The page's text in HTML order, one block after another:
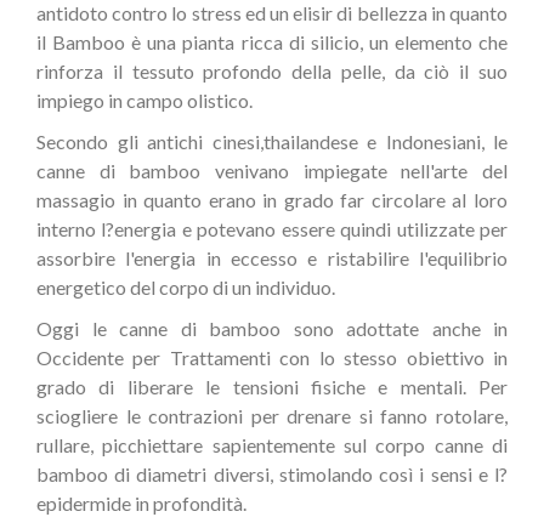
antidoto contro lo stress ed un elisir di bellezza in quanto
il Bamboo è una pianta ricca di silicio, un elemento che
rinforza il tessuto profondo della pelle, da ciò il suo
impiego in campo olistico.
Secondo gli antichi cinesi,thailandese e Indonesiani, le
canne di bamboo venivano impiegate nell'arte del
massagio in quanto erano in grado far circolare al loro
interno l?energia e potevano essere quindi utilizzate per
assorbire l'energia in eccesso e ristabilire l'equilibrio
energetico del corpo di un individuo.
Oggi le canne di bamboo sono adottate anche in
Occidente per Trattamenti con lo stesso obiettivo in
grado di liberare le tensioni fisiche e mentali. Per
sciogliere le contrazioni per drenare si fanno rotolare,
rullare, picchiettare sapientemente sul corpo canne di
bamboo di diametri diversi, stimolando così i sensi e l?
epidermide in profondità.